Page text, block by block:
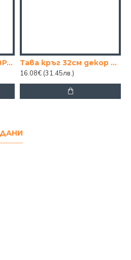
КУПА САНЯ Ф26 ПРОЗРАЧНА
Тава кръг 32см декор ЕСЕН
16.08€ (31.45лв.)